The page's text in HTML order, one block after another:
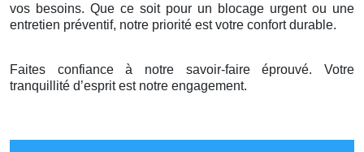
vos besoins. Que ce soit pour un blocage urgent ou une
entretien préventif, notre priorité est votre confort durable.
Faites confiance à notre savoir-faire éprouvé. Votre
tranquillité d’esprit est notre engagement.